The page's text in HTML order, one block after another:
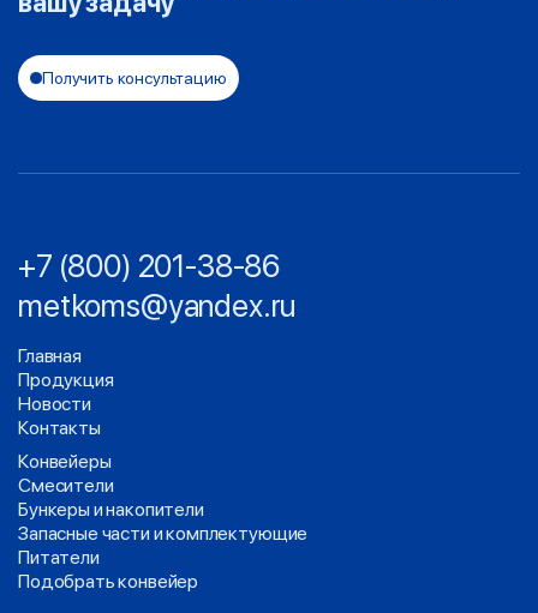
Получить консультацию
+7 (800) 201-38-86
metkoms@yandex.ru
Главная
Продукция
Новости
Контакты
Конвейеры
Смесители
Бункеры и накопители
Запасные части и комплектующие
Питатели
Подобрать конвейер